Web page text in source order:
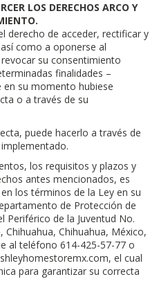
LOS DERECHOS ARCO Y
derecho de acceder, rectificar y
como a oponerse al
su consentimiento
finalidades –
en su momento hubiese
o a través de su
puede hacerlo a través de
los requisitos y plazos y
antes mencionados, es
los términos de la Ley en su
de Protección de
Periférico de la Juventud No.
Chihuahua, México,
al teléfono 614-425-57-77 o
el cual
para garantizar su correcta